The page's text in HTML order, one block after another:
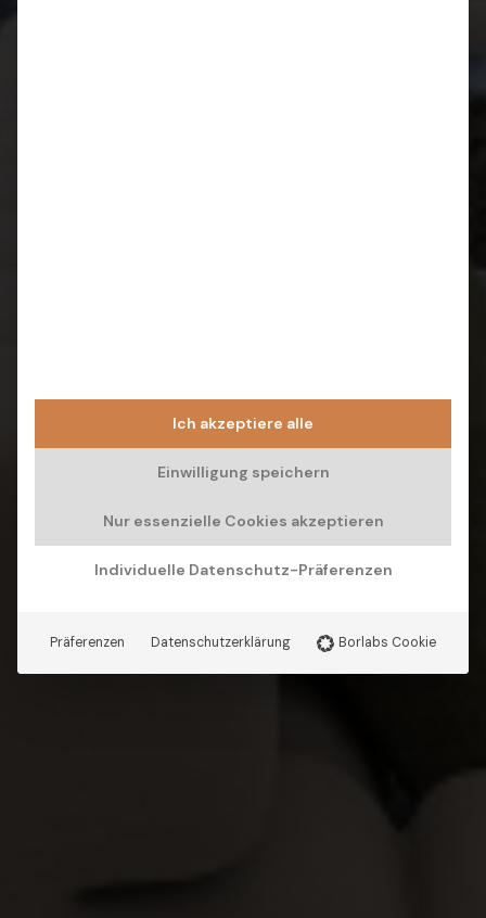
Ich akzeptiere alle
Einwilligung speichern
Nur essenzielle Cookies akzeptieren
Individuelle Datenschutz-Präferenzen
Präferenzen Datenschutzerklärung Borlabs Cookie